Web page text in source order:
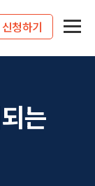
청하기
는